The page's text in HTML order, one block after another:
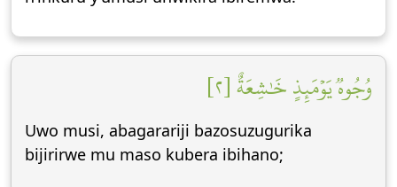
وُجُوهٞ يَوۡمَئِذٍ خَٰشِعَةٌ [٢]
Uwo musi, abagarariji bazosuzugurika
bijirirwe mu maso kubera ibihano;